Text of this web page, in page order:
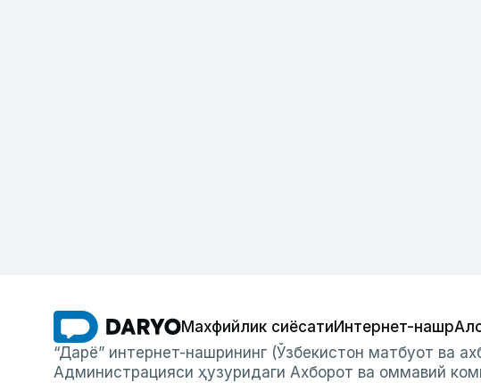
Махфийлик сиёсатиИнтернет-нашр
“Дарё” интернет-нашрининг (Ўзбекистон матбуот ва
Администрацияси ҳузуридаги Ахборот ва оммавий